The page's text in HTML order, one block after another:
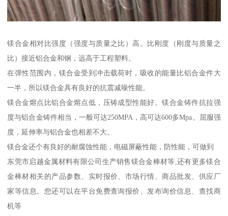
镁合金相对比强度（强度与质量之比）高。比刚度（刚度与质量之
比）接近铝合金和钢，远高于工程塑料。
在弹性范围内，镁合金受到冲击载荷时，吸收的能量比铝合金件大
一半，所以镁合金具有良好的抗震减噪性能。
镁合金熔点比铝合金熔点低，压铸成型性能好。镁合金铸件抗拉强
度与铝合金铸件相当，一般可达250MPA，高可达600多Mpa。屈服强
度，延伸率与铝合金也相差不大。
镁合金还个有良好的耐腐蚀性能，电磁屏蔽性能，防性能，可做到
东莞市启越金属材料有限公司生产销售镁合金棒材等,还有更多镁合
金棒材相关的产品参数、实时报价、市场行情、商品批发、供应厂
家等信息。您还可以在平台免费查询报价、发布询价信息、查找商
机等